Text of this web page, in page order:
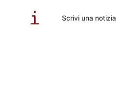
Scrivi una notizia